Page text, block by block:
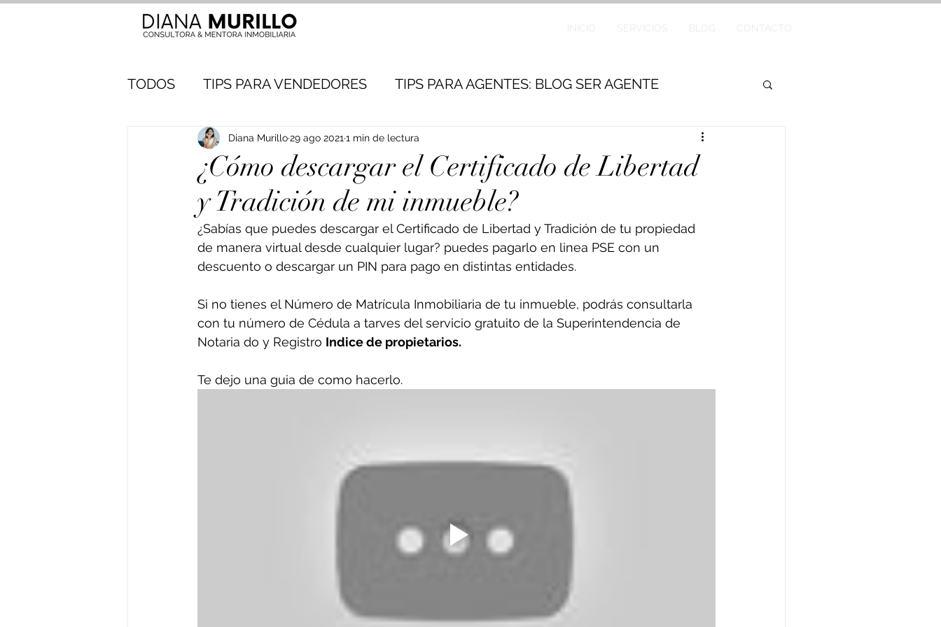
INICIO SERVICIOS BLOG CONTACTO
TODOS TIPS PARA VENDEDORES TIPS PARA AGENTES: BLOG SER AGENTE
¿Cómo descargar el Certificado de Libertad
y Tradición de mi inmueble?
Diana Murillo29 ago 2021 1 min de lectura
¿Sabías que puedes descargar el Certificado de Libertad y Tradición de tu propiedad
de manera virtual desde cualquier lugar? puedes pagarlo en linea PSE con un
descuento o descargar un PIN para pago en distintas entidades.
Si no tienes el Número de Matrícula Inmobiliaria de tu inmueble, podrás consultarla
con tu número de Cédula a tarves del servicio gratuito de la Superintendencia de
Notaria do y Registro Indice de propietarios.
Te dejo una guia de como hacerlo.